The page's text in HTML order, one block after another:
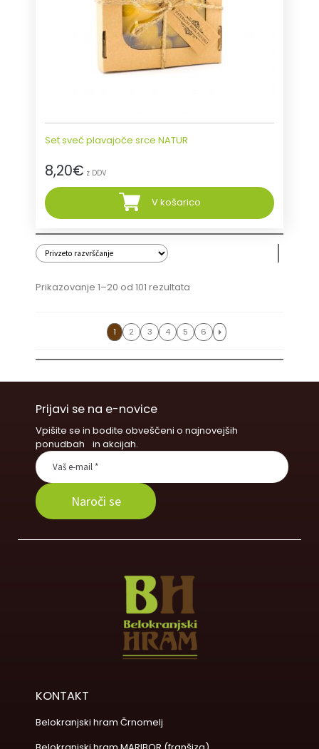
Set sveč plavajoče srce NATUR
8,20€ z DDV
V košarico
Prikazovanje 1–20 od 101 rezultata
1 2 3 4 5 6
Prijavi se na e-novice
Vpišite se in bodite obveščeni o najnovejših
ponudbah in akcijah.
KONTAKT
Belokranjski hram Črnomelj